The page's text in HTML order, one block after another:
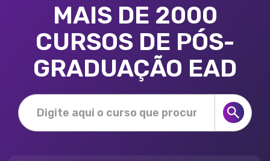
MAIS DE 2000
CURSOS DE PÓS-
GRADUAÇÃO EAD